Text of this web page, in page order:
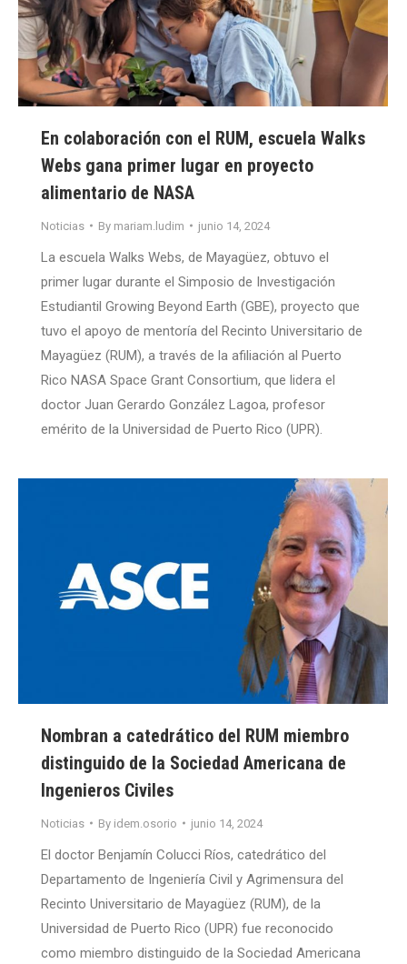
En colaboración con el RUM, escuela Walks
Webs gana primer lugar en proyecto
alimentario de NASA
Noticias By mariam.ludim junio 14, 2024
La escuela Walks Webs, de Mayagüez, obtuvo el
primer lugar durante el Simposio de Investigación
Estudiantil Growing Beyond Earth (GBE), proyecto que
tuvo el apoyo de mentoría del Recinto Universitario de
Mayagüez (RUM), a través de la afiliación al Puerto
Rico NASA Space Grant Consortium, que lidera el
doctor Juan Gerardo González Lagoa, profesor
emérito de la Universidad de Puerto Rico (UPR).
Nombran a catedrático del RUM miembro
distinguido de la Sociedad Americana de
Ingenieros Civiles
Noticias By idem.osorio junio 14, 2024
El doctor Benjamín Colucci Ríos, catedrático del
Departamento de Ingeniería Civil y Agrimensura del
Recinto Universitario de Mayagüez (RUM), de la
Universidad de Puerto Rico (UPR) fue reconocido
como miembro distinguido de la Sociedad Americana